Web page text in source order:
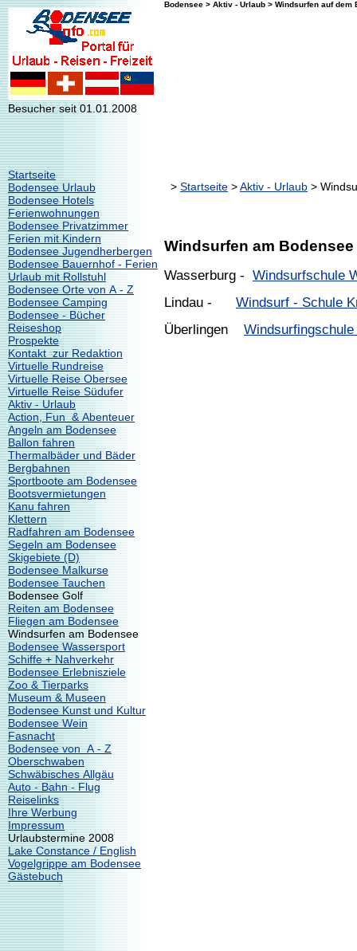
Besucher seit 01.01.2008
Startseite
Bodensee Urlaub
Bodensee Hotels
Ferienwohnungen
Bodensee Privatzimmer
Ferien mit Kindern
Bodensee Jugendherbergen
Bodensee Bauernhof - Ferien
Urlaub mit Rollstuhl
Bodensee Orte von A - Z
Bodensee Camping
Bodensee - Bücher
Reiseshop
Prospekte
Kontakt zur Redaktion
Virtuelle Rundreise
Virtuelle Reise Obersee
Virtuelle Reise Südufer
Aktiv - Urlaub
Action, Fun & Abenteuer
Angeln am Bodensee
Ballon fahren
Thermalbäder und Bäder
Bergbahnen
Sportboote am Bodensee
Bootsvermietungen
Kanu fahren
Klettern
Radfahren am Bodensee
Segeln am Bodensee
Skigebiete (D)
Bodensee Malkurse
Bodensee Tauchen
Bodensee Golf
Reiten am Bodensee
Fliegen am Bodensee
Windsurfen am Bodensee
Bodensee Wassersport
Schiffe + Nahverkehr
Bodensee Erlebnisziele
Zoo & Tierparks
Museum & Museen
Bodensee Kunst und Kultur
Bodensee Wein
Fasnacht
Bodensee von A - Z
Oberschwaben
Schwäbisches Allgäu
Auto - Bahn - Flug
Reiselinks
Ihre Werbung
Impressum
Urlaubstermine 2008
Lake Constance / English
Vogelgrippe am Bodensee
Gästebuch
Bodensee > Aktiv - Urlaub > Windsurfen auf dem
> Startseite >Aktiv - Urlaub >
Windsurfen am Bodensee
Wasserburg - Windsurfschule
Lindau - Windsurf - Schule
Überlingen